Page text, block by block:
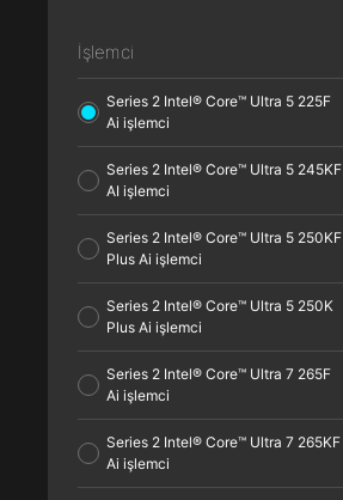
İşlemci
Series 2 Intel® Core™ Ultra 5 225F
Ai işlemci
Series 2 Intel® Core™ Ultra 5 245KF
AI işlemci
Series 2 Intel® Core™ Ultra 5 250KF
Plus Ai işlemci
Series 2 Intel® Core™ Ultra 5 250K
Plus Ai işlemci
Series 2 Intel® Core™ Ultra 7 265F
Ai işlemci
Series 2 Intel® Core™ Ultra 7 265KF
Ai işlemci